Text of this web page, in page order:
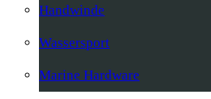
Handwinde
Wassersport
Marine Hardware